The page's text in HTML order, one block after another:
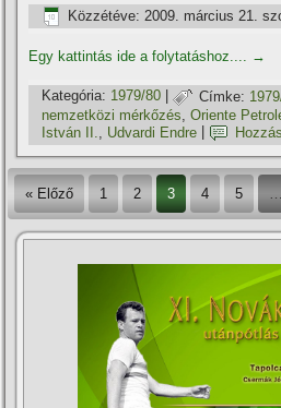
Közzétéve: 2009. március 21.
Egy kattintás ide a folytatáshoz.... →
Kategória: 1979/80 | Címke:
nemzetközi mérkőzés,Oriente
István II.
Udvardi Endre
« Előző 1 2 3 4 5 …